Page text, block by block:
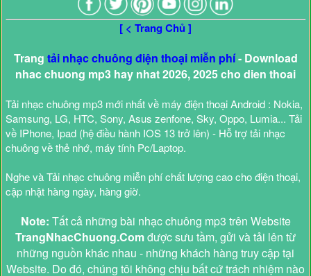
[ < Trang Chủ ]
Trang tải nhạc chuông điện thoại miễn phí- Download
nhac chuong mp3 hay nhat 2026, 2025 cho dien thoai
Tải nhạc chuông mp3 mới nhất về máy điện thoại Android : Nokia,
Samsung, LG, HTC, Sony, Asus zenfone, Sky, Oppo, Lumia... Tải
về IPhone, Ipad (hệ điều hành IOS 13 trở lên) - Hỗ trợ tải nhạc
chuông về thẻ nhớ, máy tính Pc/Laptop.
Nghe và Tải nhạc chuông miễn phí chất lượng cao cho điện thoại,
cập nhật hàng ngày, hàng giờ.
Note: Tất cả những bài nhạc chuông mp3 trên Website
TrangNhacChuong.Comđược sưu tầm, gửi và tải lên từ
những nguồn khác nhau - những khách hàng truy cập tại
Website. Do đó, chúng tôi không chịu bất cứ trách nhiệm nào